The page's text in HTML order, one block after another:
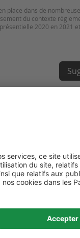
place dans de
du contexte
2020 en 2021
V EURO
CRITICAL CARE